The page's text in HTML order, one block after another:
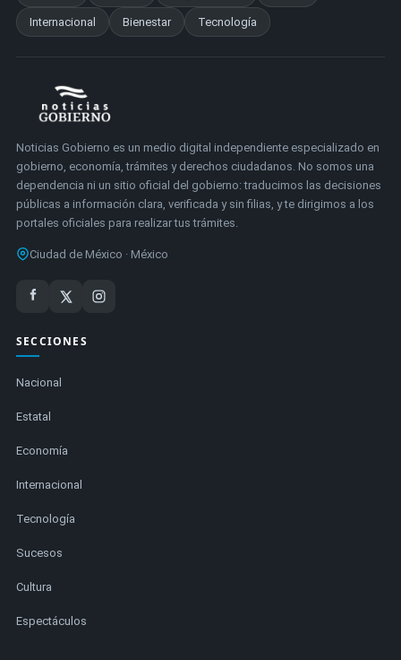
Internacional Bienestar Tecnología
Noticias Gobierno es un medio digital independiente especializado en
gobierno, economía, trámites y derechos ciudadanos. No somos una
dependencia ni un sitio oficial del gobierno: traducimos las decisiones
públicas a información clara, verificada y sin filias, y te dirigimos a los
portales oficiales para realizar tus trámites.
Ciudad de México · México
SECCIONES
Nacional
Estatal
Economía
Internacional
Tecnología
Sucesos
Cultura
Espectáculos